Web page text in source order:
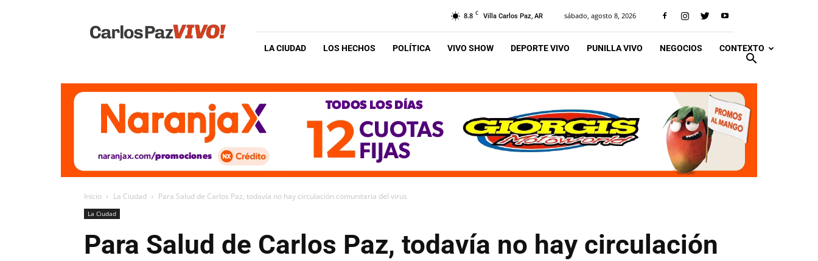
Vivo
8.8 C Villa Carlos Paz, AR sábado, agosto 8, 2026
LA CIUDAD LOS HECHOS POLÍTICA VIVO SHOW DEPORTE VIVO PUNILLA VIVO NEGOCIOS CONTEXTO
Inicio La Ciudad Para Salud de Carlos Paz, todavía no hay circulación comunitaria del virus
La Ciudad
Para Salud de Carlos Paz, todavía no hay circulación